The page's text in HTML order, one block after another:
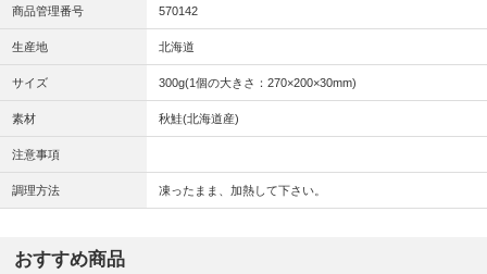
商品管理番号 570142
生産地 北海道
サイズ 300g(1個の大きさ：270×200×30mm)
素材 秋鮭(北海道産)
注意事項
調理方法 凍ったまま、加熱して下さい。
おすすめ商品